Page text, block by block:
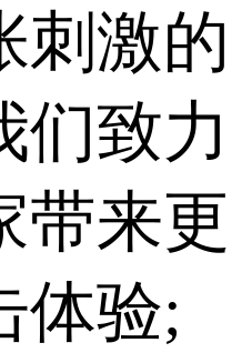
刺激的
们致力
带来更
体验;